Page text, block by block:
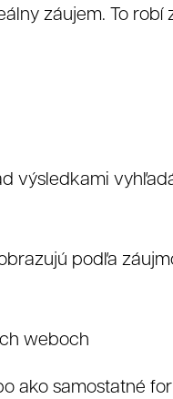
záujem. To robí
výsledkami
podľa
weboch
ako samostatné